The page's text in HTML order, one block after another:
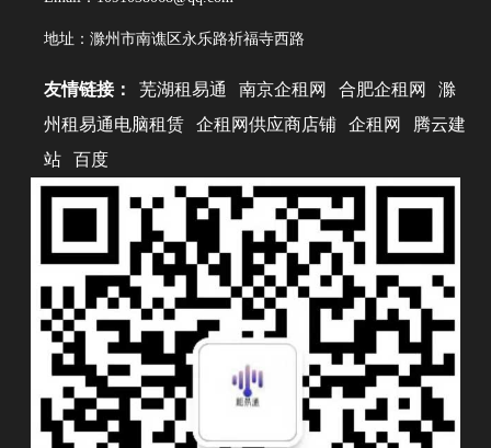
地址：滁州市南谯区永乐路祈福寺西路
友情链接： 芜湖租易通 南京企租网 合肥企租网
滁
州租易通电脑租赁
企租网供应商店铺 企租网
腾云建
站
百度